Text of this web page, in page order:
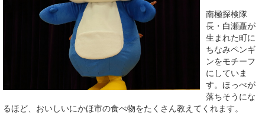
南極探検隊
長・白瀬矗が
生まれた町に
ちなみペンギ
ンをモチーフ
にしていま
す。ほっぺが
落ちそうにな
るほど、おいしいにかほ市の食べ物をたくさん教えてくれます。